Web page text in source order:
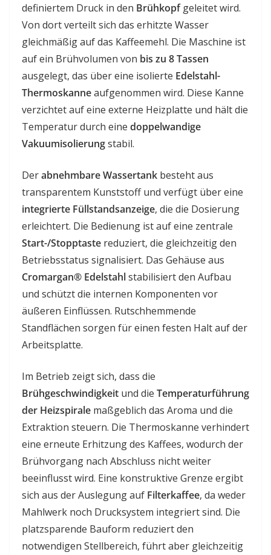
definiertem Druck in den Brühkopfgeleitet wird.
Von dort verteilt sich das erhitzte Wasser
gleichmäßig auf das Kaffeemehl. Die Maschine ist
auf ein Brühvolumen von bis zu 8 Tassen
ausgelegt, das über eine isolierte Edelstahl-
Thermoskanneaufgenommen wird. Diese Kanne
verzichtet auf eine externe Heizplatte und hält die
Temperatur durch eine doppelwandige
Vakuumisolierungstabil.
Derabnehmbare Wassertank besteht aus
transparentem Kunststoff und verfügt über eine
integrierte Füllstandsanzeige, die die Dosierung
erleichtert. Die Bedienung ist auf eine zentrale
Start-/Stopptaste reduziert, die gleichzeitig den
Betriebsstatus signalisiert. Das Gehäuse aus
Cromargan® Edelstahlstabilisiert den Aufbau
und schützt die internen Komponenten vor
äußeren Einflüssen. Rutschhemmende
Standflächen sorgen für einen festen Halt auf der
Arbeitsplatte.
Im Betrieb zeigt sich, dass die
Brühgeschwindigkeit und die Temperaturführung
der Heizspirale maßgeblich das Aroma und die
Extraktion steuern. Die Thermoskanne verhindert
eine erneute Erhitzung des Kaffees, wodurch der
Brühvorgang nach Abschluss nicht weiter
beeinflusst wird. Eine konstruktive Grenze ergibt
sich aus der Auslegung auf Filterkaffee, da weder
Mahlwerk noch Drucksystem integriert sind. Die
platzsparende Bauform reduziert den
notwendigen Stellbereich, führt aber gleichzeitig